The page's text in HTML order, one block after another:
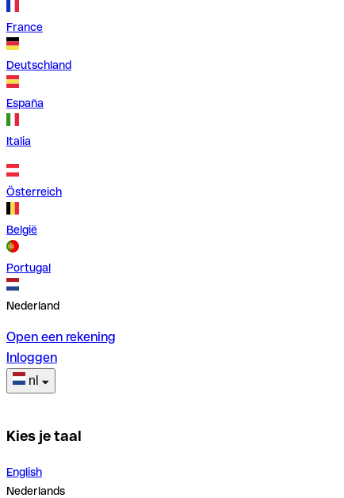
France
Deutschland
España
Italia
Österreich
België
Portugal
Nederland
Open een rekening
Inloggen
nl
Kies je taal
English
Nederlands